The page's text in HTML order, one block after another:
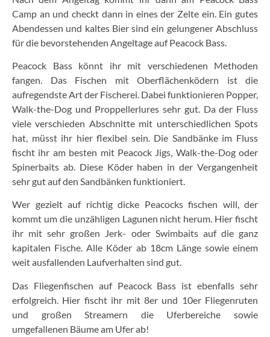
Camp an und checkt dann in eines der Zelte ein. Ein gutes
Abendessen und kaltes Bier sind ein gelungener Abschluss
für die bevorstehenden Angeltage auf Peacock Bass.
Peacock Bass könnt ihr mit verschiedenen Methoden
fangen. Das Fischen mit Oberflächenködern ist die
aufregendste Art der Fischerei. Dabei funktionieren Popper,
Walk-the-Dog und Proppellerlures sehr gut. Da der Fluss
viele verschieden Abschnitte mit unterschiedlichen Spots
hat, müsst ihr hier flexibel sein. Die Sandbänke im Fluss
fischt ihr am besten mit Peacock Jigs, Walk-the-Dog oder
Spinerbaits ab. Diese Köder haben in der Vergangenheit
sehr gut auf den Sandbänken funktioniert.
Wer gezielt auf richtig dicke Peacocks fischen will, der
kommt um die unzähligen Lagunen nicht herum. Hier fischt
ihr mit sehr großen Jerk- oder Swimbaits auf die ganz
kapitalen Fische. Alle Köder ab 18cm Länge sowie einem
weit ausfallenden Laufverhalten sind gut.
Das Fliegenfischen auf Peacock Bass ist ebenfalls sehr
erfolgreich. Hier fischt ihr mit 8er und 10er Fliegenruten
und großen Streamern die Uferbereiche sowie
umgefallenen Bäume am Ufer ab!